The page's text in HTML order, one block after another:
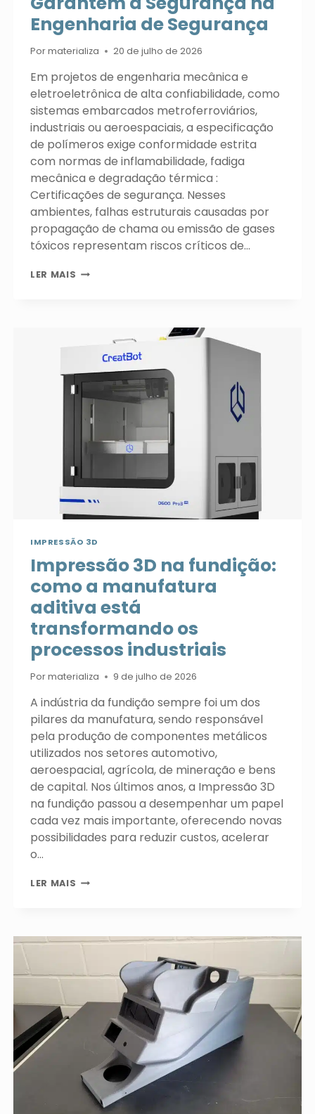
Engenharia de Segurança
Pormaterializa 20 de julho de 2026
Em projetos de engenharia mecânica e
eletroeletrônica de alta confiabilidade, como
sistemas embarcados metroferroviários,
industriais ou aeroespaciais, a especificação
de polímeros exige conformidade estrita
com normas de inflamabilidade, fadiga
mecânica e degradação térmica :
Certificações de segurança. Nesses
ambientes, falhas estruturais causadas por
propagação de chama ou emissão de gases
tóxicos representam riscos críticos de…
LER MAIS MANUFATURA
CERTIFICAÇÕES
MATERIAIS
GARANTEM
A
SEGURANÇA
DE
IMPRESSÃO 3D
Impressão 3D na fundição:
como a manufatura
aditiva está
transformando os
processos industriais
Pormaterializa 9 de julho de 2026
A indústria da fundição sempre foi um dos
pilares da manufatura, sendo responsável
pela produção de componentes metálicos
utilizados nos setores automotivo,
aeroespacial, agrícola, de mineração e bens
de capital. Nos últimos anos, a Impressão 3D
na fundição passou a desempenhar um papel
cada vez mais importante, oferecendo novas
possibilidades para reduzir custos, acelerar
o…
LER MAIS IMPRESSÃO
COMO
MANUFATURA
ADITIVA
TRANSFORMANDO
OS
PROCESSOS
INDUSTRIAIS